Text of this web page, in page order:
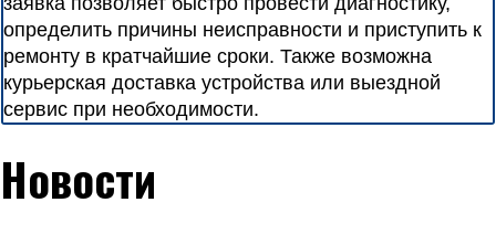
определить причины неисправности и приступить к
ремонту в кратчайшие сроки. Также возможна
курьерская доставка устройства или выездной
сервис при необходимости.
Новости